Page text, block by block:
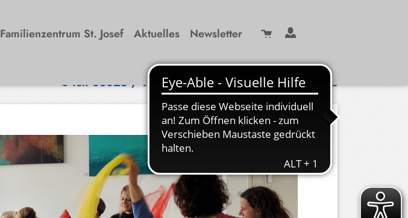
Familienzentrum St. Josef Aktuelles Newsletter
Tel. 08025 / 99 29-0 info(at)kbw-miesbach.de